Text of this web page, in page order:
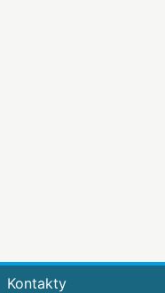
Kontakty